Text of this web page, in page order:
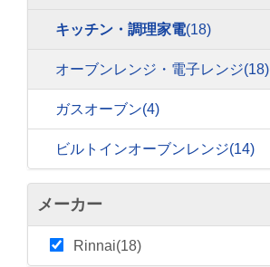
キッチン・調理家電(18)
オーブンレンジ・電子レンジ(18)
ガスオーブン(4)
ビルトインオーブンレンジ(14)
メーカー
Rinnai(18)